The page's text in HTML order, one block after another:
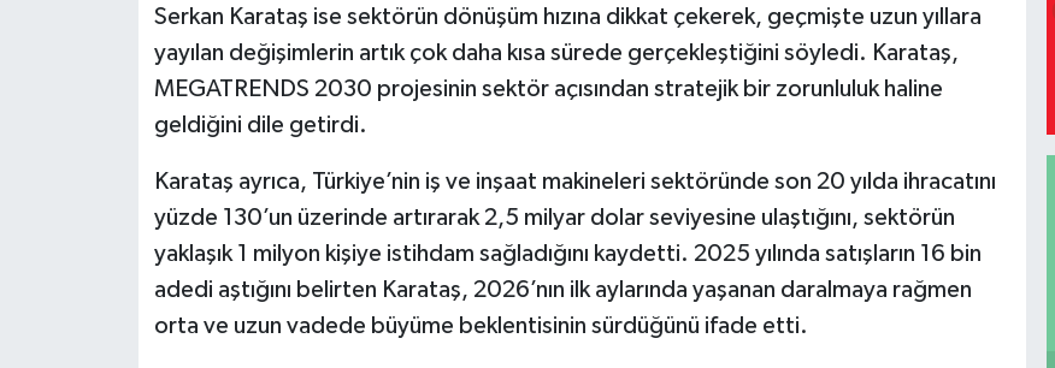
Serkan Karataş ise sektörün dönüşüm hızına dikkat çekerek, geçmişte uzun yıllara
yayılan değişimlerin artık çok daha kısa sürede gerçekleştiğini söyledi. Karataş,
MEGATRENDS 2030 projesinin sektör açısından stratejik bir zorunluluk haline
geldiğini dile getirdi.
Karataş ayrıca, Türkiye’nin iş ve inşaat makineleri sektöründe son 20 yılda ihracatını
yüzde 130’un üzerinde artırarak 2,5 milyar dolar seviyesine ulaştığını, sektörün
yaklaşık 1 milyon kişiye istihdam sağladığını kaydetti. 2025 yılında satışların 16 bin
adedi aştığını belirten Karataş, 2026’nın ilk aylarında yaşanan daralmaya rağmen
orta ve uzun vadede büyüme beklentisinin sürdüğünü ifade etti.